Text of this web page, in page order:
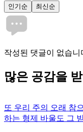
인기순
최신순
작성된 댓글이 없습니
많은 공감을
또 우리 주의 오래 참
하는 형제 바울도 그